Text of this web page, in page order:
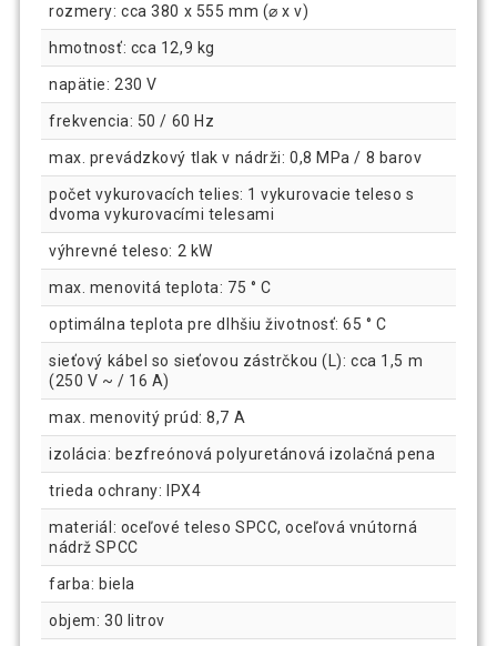
rozmery: cca 380 x 555 mm (⌀ x v)
hmotnosť: cca 12,9 kg
napätie: 230 V
frekvencia: 50 / 60 Hz
max. prevádzkový tlak v nádrži: 0,8 MPa / 8 barov
počet vykurovacích telies: 1 vykurovacie teleso s
dvoma vykurovacími telesami
výhrevné teleso: 2 kW
max. menovitá teplota: 75 ° C
optimálna teplota pre dlhšiu životnosť: 65 ° C
sieťový kábel so sieťovou zástrčkou (L): cca 1,5 m
(250 V ~ / 16 A)
max. menovitý prúd: 8,7 A
izolácia: bezfreónová polyuretánová izolačná pena
trieda ochrany: IPX4
materiál: oceľové teleso SPCC, oceľová vnútorná
nádrž SPCC
farba: biela
objem: 30 litrov